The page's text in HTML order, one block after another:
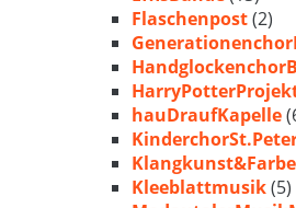
Flaschenpost(2)
hauDraufKapelle
Kleeblattmusik(5)